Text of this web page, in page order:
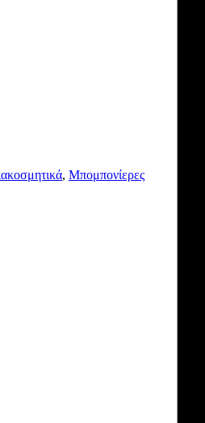
, Μπομπονίερες